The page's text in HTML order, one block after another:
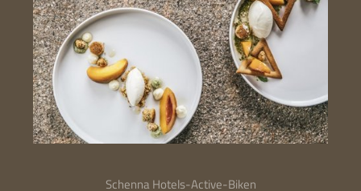
Schenna Hotels-Active-Biken